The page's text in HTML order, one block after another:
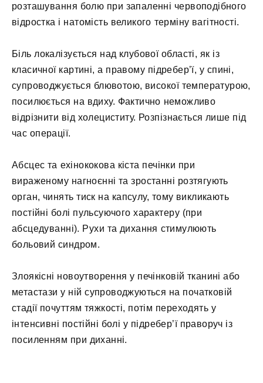
розташування болю при запаленні червоподібного
відростка і натомість великого терміну вагітності.
Біль локалізується над клубової області, як із
класичної картині, а правому підребер’ї, у спині,
супроводжується блювотою, високої температурою,
посилюється на вдиху. Фактично неможливо
відрізнити від холециститу. Розпізнається лише під
час операції.
Абсцес та ехінококова кіста печінки при
вираженому нагноєнні та зростанні розтягують
орган, чинять тиск на капсулу, тому викликають
постійні болі пульсуючого характеру (при
абсцедуванні). Рухи та дихання стимулюють
больовий синдром.
Злоякісні новоутворення у печінковій тканині або
метастази у ній супроводжуються на початковій
стадії почуттям тяжкості, потім переходять у
інтенсивні постійні болі у підребер’ї праворуч із
посиленням при диханні.